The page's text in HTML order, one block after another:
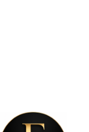
toàn riêng biệt để
đổi giữa ngăn lạnh
không bị mùi. Điều